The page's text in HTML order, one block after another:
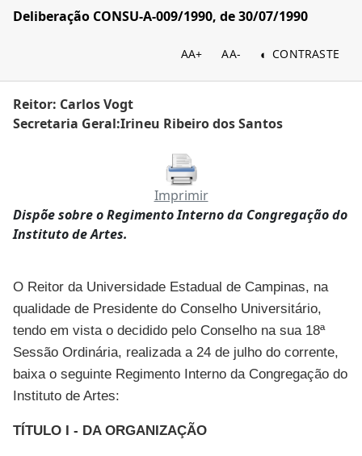
Deliberação CONSU-A-009/1990, de 30/07/1990
AA+ AA- CONTRASTE
Reitor: Carlos Vogt
Secretaria Geral:Irineu Ribeiro dos Santos
Imprimir
Dispõe sobre o Regimento Interno da Congregação do
Instituto de Artes.
O Reitor da Universidade Estadual de Campinas, na
qualidade de Presidente do Conselho Universitário,
tendo em vista o decidido pelo Conselho na sua 18ª
Sessão Ordinária, realizada a 24 de julho do corrente,
baixa o seguinte Regimento Interno da Congregação do
Instituto de Artes:
TÍTULO I - DA ORGANIZAÇÃO